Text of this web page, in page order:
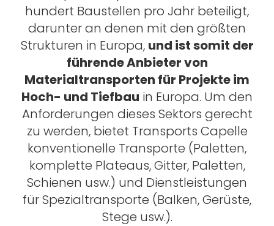
hundert Baustellen pro Jahr beteiligt,
darunter an denen mit den größten
Strukturen in Europa, und ist somit der
führende Anbieter von
Materialtransporten für Projekte im
Hoch- und Tiefbau in Europa. Um den
Anforderungen dieses Sektors gerecht
zu werden, bietet Transports Capelle
konventionelle Transporte (Paletten,
komplette Plateaus, Gitter, Paletten,
Schienen usw.) und Dienstleistungen
für Spezialtransporte (Balken, Gerüste,
Stege usw.).